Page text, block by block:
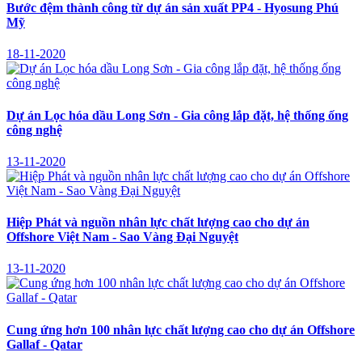
Bước đệm thành công từ dự án sản xuất PP4 - Hyosung Phú
Mỹ
18-11-2020
Dự án Lọc hóa dầu Long Sơn - Gia công lắp đặt, hệ thống ống
công nghệ
13-11-2020
Hiệp Phát và nguồn nhân lực chất lượng cao cho dự án
Offshore Việt Nam - Sao Vàng Đại Nguyệt
13-11-2020
Cung ứng hơn 100 nhân lực chất lượng cao cho dự án Offshore
Gallaf - Qatar